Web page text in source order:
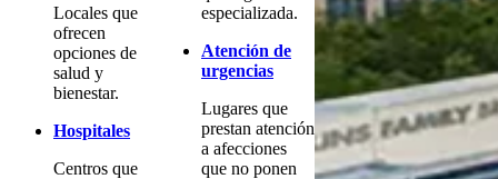
Locales que
ofrecen
opciones de
salud y
bienestar.
Hospitales
Centros que
especializada.
Atención de
urgencias
Lugares que
prestan atención
a afecciones
que no ponen